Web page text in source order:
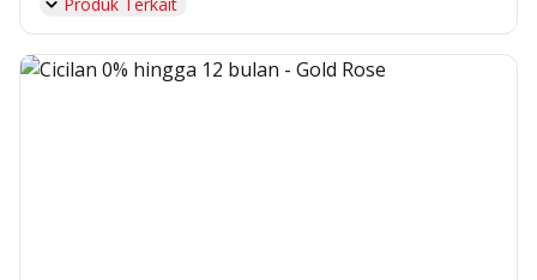
Produk Terkait